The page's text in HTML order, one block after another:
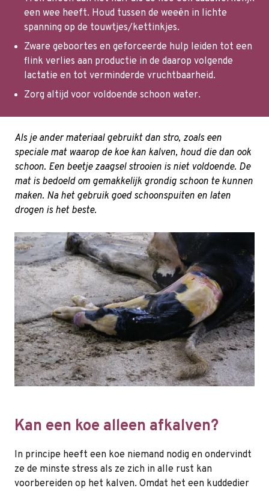
een wee heeft. Houd tussen de weeën in lichte
spanning op de touwtjes/kettinkjes.
Zware geboortes en geforceerde hulp leiden tot een
flink verlies aan productie in de daarop volgende
lactatie en tot verminderde vruchtbaarheid.
Zorg altijd voor voldoende schoon water.
Als je ander materiaal gebruikt dan stro, zoals een
speciale mat waarop de koe kan kalven, houd die dan ook
schoon. Een beetje zaagsel strooien is niet voldoende. De
mat is bedoeld om gemakkelijk grondig schoon te kunnen
maken. Na het gebruik goed schoonspuiten en laten
drogen is het beste.
Kan een koe alleen afkalven?
In principe heeft een koe niemand nodig en ondervindt
ze de minste stress als ze zich in alle rust kan
voorbereiden op het kalven. Omdat het een kuddedier